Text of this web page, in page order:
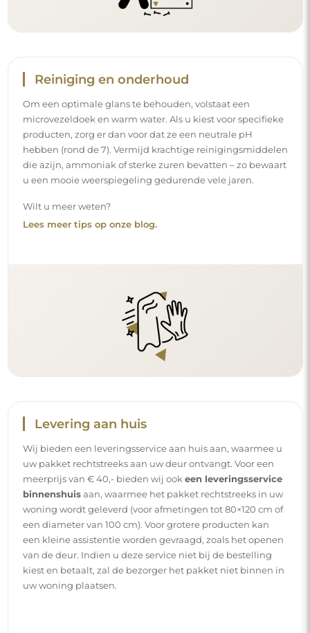
Reiniging en onderhoud
Om een optimale glans te behouden, volstaat een
microvezeldoek en warm water. Als u kiest voor specifieke
producten, zorg er dan voor dat ze een neutrale pH
hebben (rond de 7). Vermijd krachtige reinigingsmiddelen
die azijn, ammoniak of sterke zuren bevatten – zo bewaart
u een mooie weerspiegeling gedurende vele jaren.
Wilt u meer weten?
Lees meer tips op onze blog.
Levering aan huis
Wij bieden een leveringsservice aan huis aan, waarmee u
uw pakket rechtstreeks aan uw deur ontvangt. Voor een
meerprijs van € 40,- bieden wij ookeen leveringsservice
binnenshuisaan, waarmee het pakket rechtstreeks in uw
woning wordt geleverd (voor afmetingen tot 80×120 cm of
een diameter van 100 cm). Voor grotere producten kan
een kleine assistentie worden gevraagd, zoals het openen
van de deur. Indien u deze service niet bij de bestelling
kiest en betaalt, zal de bezorger het pakket niet binnen in
uw woning plaatsen.